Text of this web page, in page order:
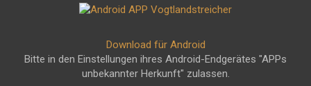
Download für Android
Bitte in den Einstellungen ihres Android-Endgerätes "APPs
unbekannter Herkunft" zulassen.